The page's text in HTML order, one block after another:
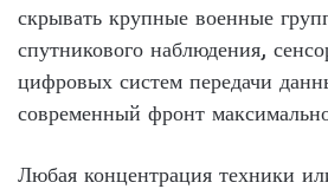
скрывать крупные военные
спутникового наблюдения,
цифровых систем передачи
современный фронт
Любая концентрация техники